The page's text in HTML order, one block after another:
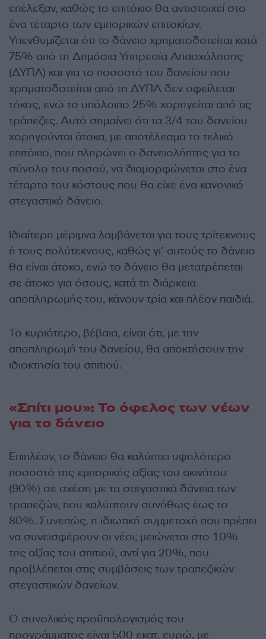
επέλεξαν, καθώς το επιτόκιο θα αντιστοιχεί στο
ένα τέταρτο των εμπορικών επιτοκίων.
Υπενθυμίζεται ότι το δάνειο χρηματοδοτείται κατά
75% από τη Δημόσια Υπηρεσία Απασχόλησης
(ΔΥΠΑ) και για το ποσοστό του δανείου που
χρηματοδοτείται από τη ΔΥΠΑ δεν οφείλεται
τόκος, ενώ το υπόλοιπο 25% χορηγείται από τις
τράπεζες. Αυτό σημαίνει ότι τα 3/4 του δανείου
χορηγούνται άτοκα, με αποτέλεσμα το τελικό
επιτόκιο, που πληρώνει ο δανειολήπτης για το
σύνολο του ποσού, να διαμορφώνεται στο ένα
τέταρτο του κόστους που θα είχε ένα κανονικό
στεγαστικό δάνειο.
Ιδιαίτερη μέριμνα λαμβάνεται για τους τρίτεκνους
ή τους πολύτεκνους, καθώς γι’ αυτούς το δάνειο
θα είναι άτοκο, ενώ το δάνειο θα μετατρέπεται
σε άτοκο για όσους, κατά τη διάρκεια
αποπληρωμής του, κάνουν τρία και πλέον παιδιά.
Το κυριότερο, βέβαια, είναι ότι, με την
αποπληρωμή του δανείου, θα αποκτήσουν την
ιδιοκτησία του σπιτιού.
«Σπίτι μου»: Το όφελος των νέων
για το δάνειο
Επιπλέον, το δάνειο θα καλύπτει υψηλότερο
ποσοστό της εμπορικής αξίας του ακινήτου
(90%) σε σχέση με τα στεγαστικά δάνεια των
τραπεζών, που καλύπτουν συνήθως έως το
80%. Συνεπώς, η ιδιωτική συμμετοχή που πρέπει
να συνεισφέρουν οι νέοι, μειώνεται στο 10%
της αξίας του σπιτιού, αντί για 20%, που
προβλέπεται στις συμβάσεις των τραπεζικών
στεγαστικών δανείων.
Ο συνολικός προϋπολογισμός του
προγράμματος είναι 500 εκατ. ευρώ, με